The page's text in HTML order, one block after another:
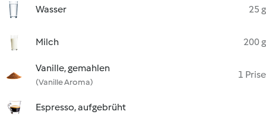
Wasser 25 g
Milch 200 g
Vanille, gemahlen
(Vanille Aroma)
1 Prise
Espresso, aufgebrüht